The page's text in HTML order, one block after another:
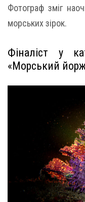
Фотограф зміг
морських зірок.
Фіналіст у
«Морський